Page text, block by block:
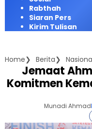
Rabthah
Siaran Pers
Kirim Tulisan
Home Berita
Jemaat
Komitmen
Munadi Ahmad